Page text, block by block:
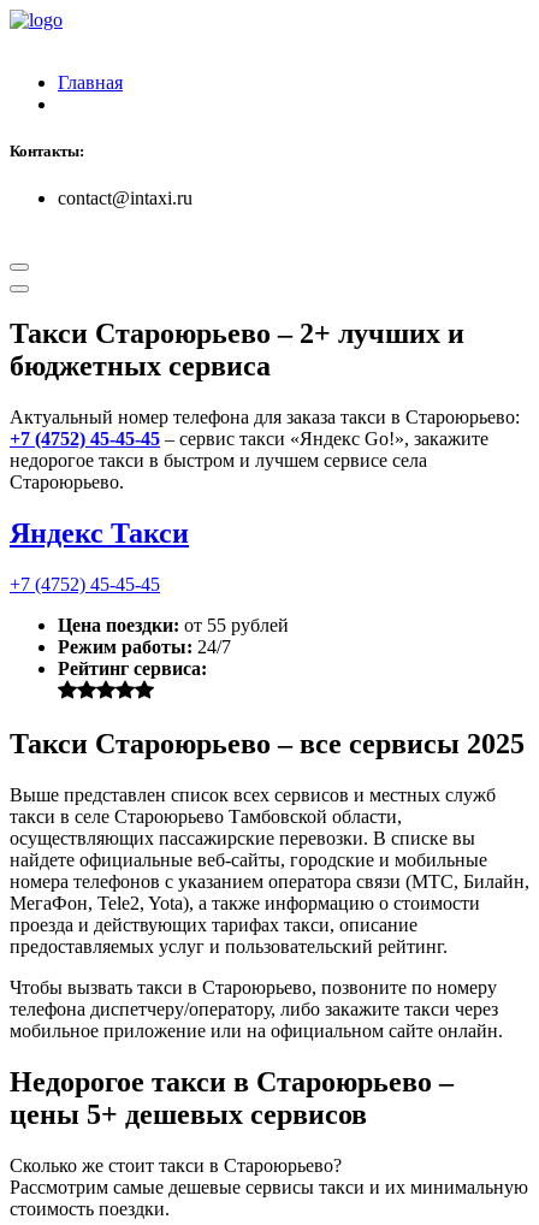
Главная
Контакты:
contact@intaxi.ru
Такси Староюрьево – 2+ лучших и
бюджетных сервиса
Актуальный номер телефона для заказа такси в Староюрьево:
+7 (4752) 45-45-45 – сервис такси «Яндекс Go!», закажите
недорогое такси в быстром и лучшем сервисе села
Староюрьево.
Яндекс Такси
+7 (4752) 45-45-45
Цена поездки: от 55 рублей
Режим работы: 24/7
Рейтинг сервиса:
Такси Староюрьево – все сервисы 2025
Выше представлен список всех сервисов и местных служб
такси в селе Староюрьево Тамбовской области,
осуществляющих пассажирские перевозки. В списке вы
найдете официальные веб-сайты, городские и мобильные
номера телефонов с указанием оператора связи (МТС, Билайн,
МегаФон, Tele2, Yota), а также информацию о стоимости
проезда и действующих тарифах такси, описание
предоставляемых услуг и пользовательский рейтинг.
Чтобы вызвать такси в Староюрьево, позвоните по номеру
телефона диспетчеру/оператору, либо закажите такси через
мобильное приложение или на официальном сайте онлайн.
Недорогое такси в Староюрьево –
цены 5+ дешевых сервисов
Сколько же стоит такси в Староюрьево?
Рассмотрим самые дешевые сервисы такси и их минимальную
стоимость поездки.